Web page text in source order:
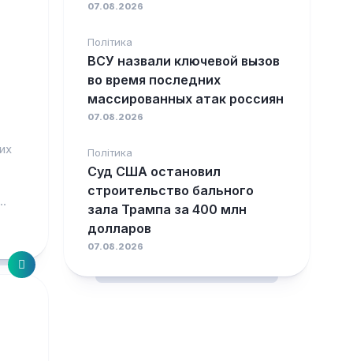
07.08.2026
Політика
ВСУ назвали ключевой вызов
во время последних
массированных атак россиян
07.08.2026
Політика
Суд США остановил
строительство бального
зала Трампа за 400 млн
долларов
07.08.2026